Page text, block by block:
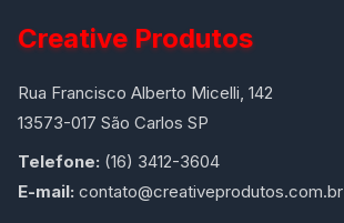
Creative Produtos
Rua Francisco Alberto Micelli, 142
13573-017 São Carlos SP
Telefone: (16) 3412-3604
E-mail: contato@creativeprodutos.com.br